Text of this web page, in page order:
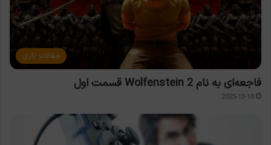
مقالات بازی
فاجعه‌ای به نام Wolfenstein 2 قسمت اول
2025-10-18